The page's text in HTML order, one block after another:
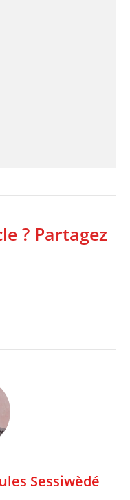
? Partagez
Sessiwèdé